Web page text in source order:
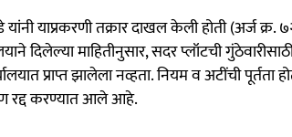
याप्रकरणी तक्रार दाखल केली होती (अर्ज क्र.
दिलेल्या माहितीनुसार, सदर प्लॉटची
प्राप्त झालेला नव्हता. नियम व अटींची
रद्द करण्यात आले आहे.